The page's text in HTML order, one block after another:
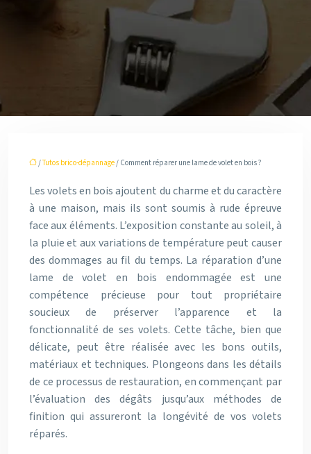
/Tutos brico-dépannage/ Comment réparer une lame de volet en bois ?
Les volets en bois ajoutent du charme et du caractère
à une maison, mais ils sont soumis à rude épreuve
face aux éléments. L’exposition constante au soleil, à
la pluie et aux variations de température peut causer
des dommages au fil du temps. La réparation d’une
lame de volet en bois endommagée est une
compétence précieuse pour tout propriétaire
soucieux de préserver l’apparence et la
fonctionnalité de ses volets. Cette tâche, bien que
délicate, peut être réalisée avec les bons outils,
matériaux et techniques. Plongeons dans les détails
de ce processus de restauration, en commençant par
l’évaluation des dégâts jusqu’aux méthodes de
finition qui assureront la longévité de vos volets
réparés.